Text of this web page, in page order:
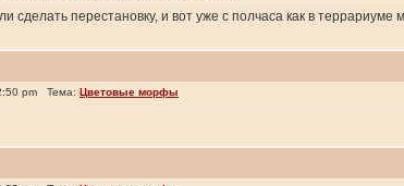
перестановку, и вот уже с полчаса как в террариуме
pm Тема: Цветовые морфы